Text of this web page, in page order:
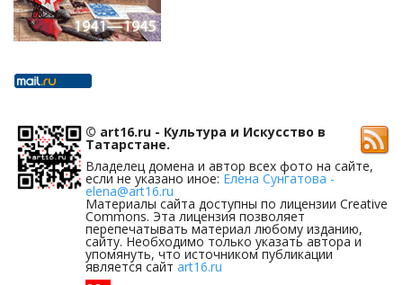
© art16.ru - Культура и Искусство в
Татарстане.
Владелец домена и автор всех фото на сайте,
если не указано иное: Елена Сунгатова -
elena@art16.ru
Материалы сайта доступны по лицензии Creative
Commons. Эта лицензия позволяет
перепечатывать материал любому изданию,
сайту. Необходимо только указать автора и
упомянуть, что источником публикации
является сайт art16.ru